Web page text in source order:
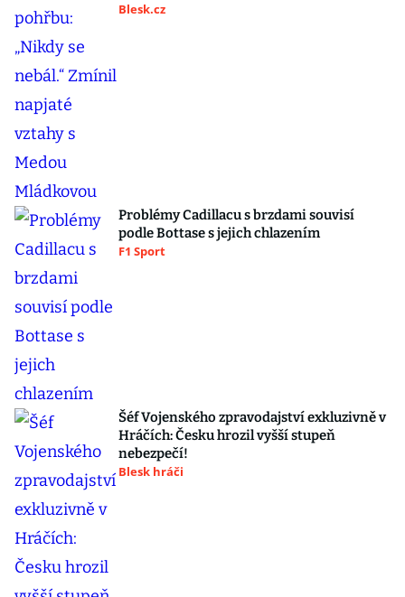
Blesk.cz
Problémy Cadillacu s brzdami souvisí
podle Bottase s jejich chlazením
F1 Sport
Šéf Vojenského zpravodajství exkluzivně v
Hráčích: Česku hrozil vyšší stupeň
nebezpečí!
Blesk hráči